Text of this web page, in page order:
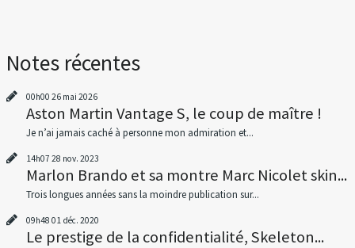
Notes récentes
00h00 26 mai 2026
Aston Martin Vantage S, le coup de maître !
Je n’ai jamais caché à personne mon admiration et...
14h07 28 nov. 2023
Marlon Brando et sa montre Marc Nicolet skin...
Trois longues années sans la moindre publication sur...
09h48 01 déc. 2020
Le prestige de la confidentialité, Skeleton...